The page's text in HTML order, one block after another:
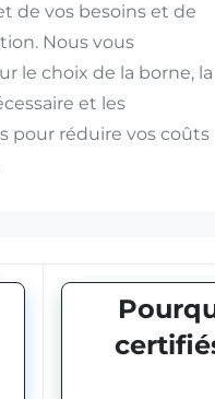
de vos besoins et de
Nous vous
le choix de la borne, la
et les
pour réduire vos coûts